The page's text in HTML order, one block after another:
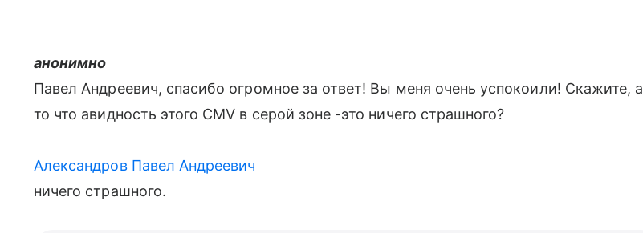
анонимно
Павел Андреевич, спасибо огромное за ответ! Вы меня очень успокоили! Скажите, а
то что авидность этого CMV в серой зоне -это ничего страшного?
Александров Павел Андреевич
ничего страшного.